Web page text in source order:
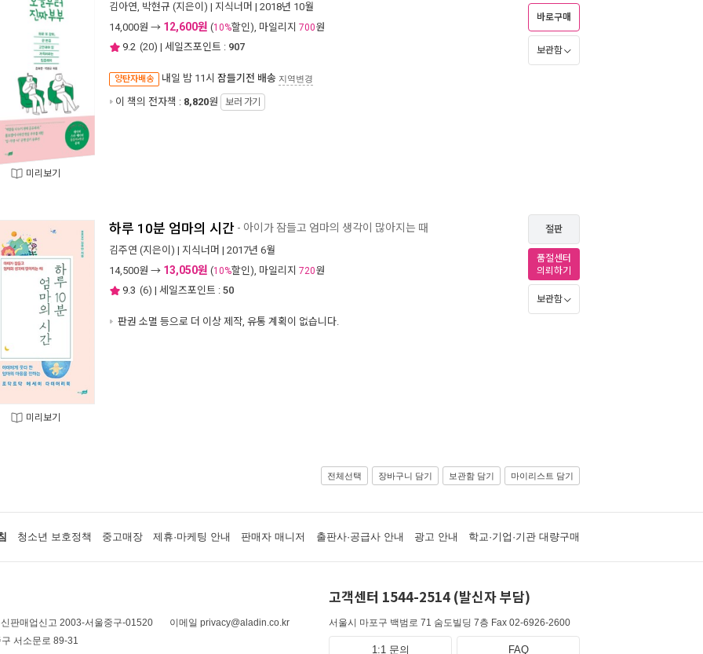
미리보기
김아연, 박현규 (지은이) | 지식너머 | 2018년 10월
14,000원 → 12,600원 (10%할인), 마일리지 700원
9.2 (20) | 세일즈포인트 : 907
양탄자배송 내일 밤 11시 잠들기전 배송 지역변경
이 책의 전자책 : 8,820원 보러 가기
바로구매
보관함
미리보기
하루 10분 엄마의 시간 - 아이가 잠들고 엄마의 생각이 많아지는 때
김주연 (지은이) | 지식너머 | 2017년 6월
14,500원 → 13,050원 (10%할인), 마일리지 720원
9.3 (6) | 세일즈포인트 : 50
판권 소멸 등으로 더 이상 제작, 유통 계획이 없습니다.
절판
품절센터
의뢰하기
보관함
전체선택 장바구니 담기 보관함 담기 마이리스트 담기
청소년 보호정책 중고매장 제휴·마케팅 안내 판매자 매니저 출판사·공급사 안내 광고 안내 학교·기업·기관 대량구매
판매업신고 2003-서울중구-01520
이메일 privacy@aladin.co.kr
서소문로 89-31
고객센터 1544-2514 (발신자 부담)
서울시 마포구 백범로 71 숨도빌딩 7층 Fax 02-6926-2600
1:1 문의 FAQ